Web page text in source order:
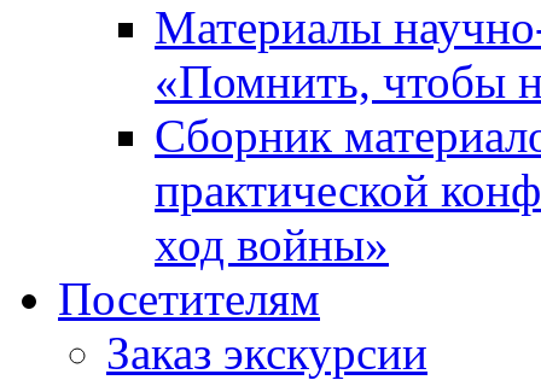
Материалы
«Помнить, чтобы
Сборник
практической
ход войны»
Посетителям
Заказ экскурсии